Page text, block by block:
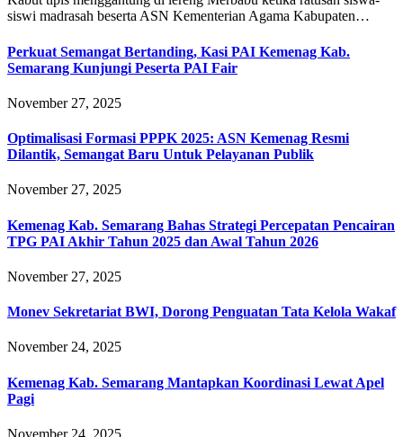
siswi madrasah beserta ASN Kementerian Agama Kabupaten…
Perkuat Semangat Bertanding, Kasi PAI Kemenag Kab.
Semarang Kunjungi Peserta PAI Fair
November 27, 2025
Optimalisasi Formasi PPPK 2025: ASN Kemenag Resmi
Dilantik, Semangat Baru Untuk Pelayanan Publik
November 27, 2025
Kemenag Kab. Semarang Bahas Strategi Percepatan Pencairan
TPG PAI Akhir Tahun 2025 dan Awal Tahun 2026
November 27, 2025
Monev Sekretariat BWI, Dorong Penguatan Tata Kelola Wakaf
November 24, 2025
Kemenag Kab. Semarang Mantapkan Koordinasi Lewat Apel
Pagi
November 24, 2025